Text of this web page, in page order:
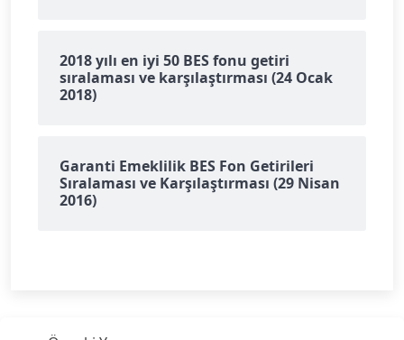
2018 yılı en iyi 50 BES fonu getiri
sıralaması ve karşılaştırması (24 Ocak
2018)
Garanti Emeklilik BES Fon Getirileri
Sıralaması ve Karşılaştırması (29 Nisan
2016)